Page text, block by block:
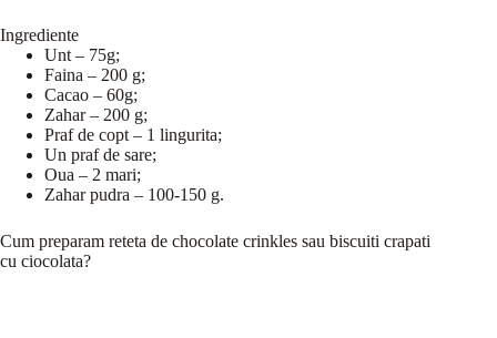
Ingrediente
Unt – 75g;
Faina – 200 g;
Cacao – 60g;
Zahar – 200 g;
Praf de copt – 1 lingurita;
Un praf de sare;
Oua – 2 mari;
Zahar pudra – 100-150 g.
Cum preparam reteta de chocolate crinkles sau biscuiti crapati
cu ciocolata?